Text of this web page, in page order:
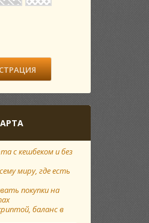
с кешбеком и без
миру, где есть
покупки на
баланс в